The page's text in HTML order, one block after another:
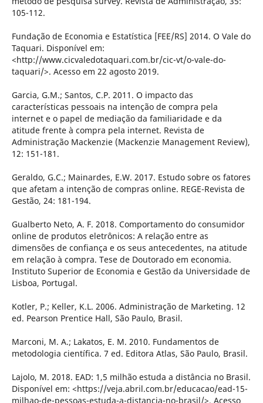
105-112.
Fundação de Economia e Estatística [FEE/RS] 2014. O Vale do
Taquari. Disponível em:
<http://www.cicvaledotaquari.com.br/cic-vt/o-vale-do-
taquari/>. Acesso em 22 agosto 2019.
Garcia, G.M.; Santos, C.P. 2011. O impacto das
características pessoais na intenção de compra pela
internet e o papel de mediação da familiaridade e da
atitude frente à compra pela internet. Revista de
Administração Mackenzie (Mackenzie Management Review),
12: 151-181.
Geraldo, G.C.; Mainardes, E.W. 2017. Estudo sobre os fatores
que afetam a intenção de compras online. REGE-Revista de
Gestão, 24: 181-194.
Gualberto Neto, A. F. 2018. Comportamento do consumidor
online de produtos eletrônicos: A relação entre as
dimensões de confiança e os seus antecedentes, na atitude
em relação à compra. Tese de Doutorado em economia.
Instituto Superior de Economia e Gestão da Universidade de
Lisboa, Portugal.
Kotler, P.; Keller, K.L. 2006. Administração de Marketing. 12
ed. Pearson Prentice Hall, São Paulo, Brasil.
Marconi, M. A.; Lakatos, E. M. 2010. Fundamentos de
metodologia científica. 7 ed. Editora Atlas, São Paulo, Brasil.
Lajolo, M. 2018. EAD: 1,5 milhão estuda a distância no Brasil.
Disponível em: <https://veja.abril.com.br/educacao/ead-15-
milhao-de-pessoas-estuda-a-distancia-no-brasil/>. Acesso